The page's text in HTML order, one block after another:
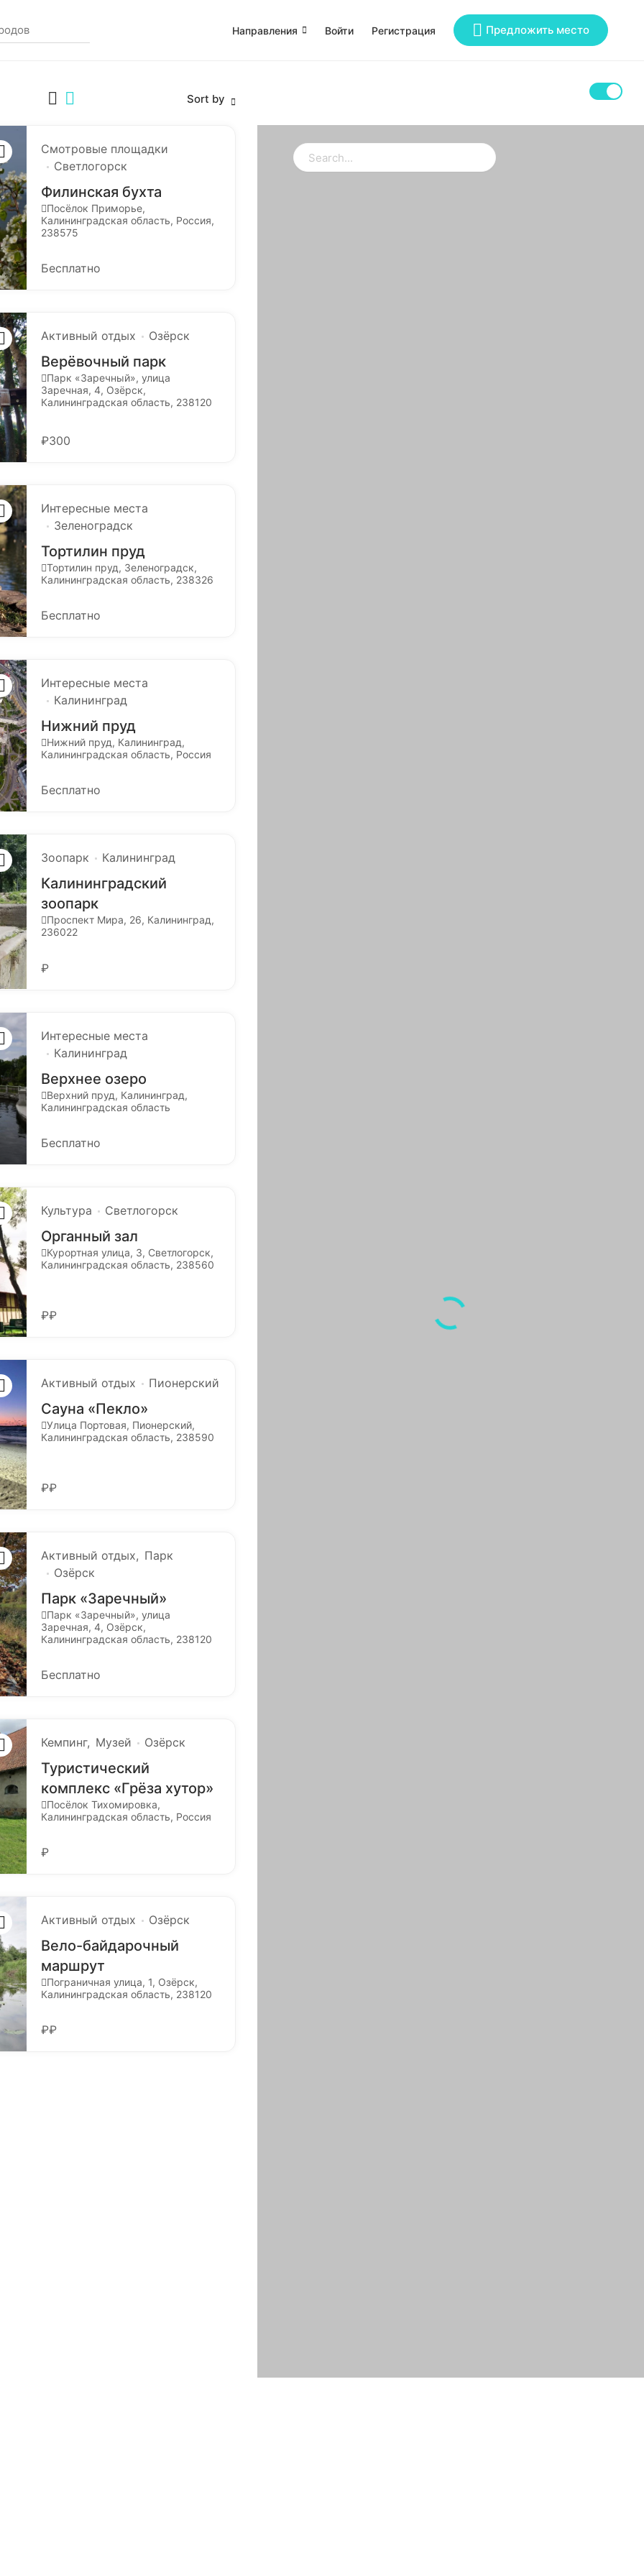
Направления Войти Регистрация Предложить место
Sort by
Смотровые площадки
Светлогорск
Филинская бухта
Посёлок Приморье,
Калининградская область, Россия,
238575
Бесплатно
Активный отдых Озёрск
Верёвочный парк
Парк «Заречный», улица
Заречная, 4, Озёрск,
Калининградская область, 238120
₽300
Интересные места
Зеленоградск
Тортилин пруд
Тортилин пруд, Зеленоградск,
Калининградская область, 238326
Бесплатно
Интересные места
Калининград
Нижний пруд
Нижний пруд, Калининград,
Калининградская область, Россия
Бесплатно
Зоопарк Калининград
Калининградский
зоопарк
Проспект Мира, 26, Калининград,
236022
₽
Интересные места
Калининград
Верхнее озеро
Верхний пруд, Калининград,
Калининградская область
Бесплатно
Культура Светлогорск
Органный зал
Курортная улица, 3, Светлогорск,
Калининградская область, 238560
₽₽
Активный отдых Пионерский
Сауна «Пекло»
Улица Портовая, Пионерский,
Калининградская область, 238590
₽₽
Активный отдых
Парк
Озёрск
Парк «Заречный»
Парк «Заречный», улица
Заречная, 4, Озёрск,
Калининградская область, 238120
Бесплатно
Кемпинг Музей Озёрск
Туристический
комплекс «Грёза хутор»
Посёлок Тихомировка,
Калининградская область, Россия
₽
Активный отдых Озёрск
Вело-байдарочный
маршрут
Пограничная улица, 1, Озёрск,
Калининградская область, 238120
₽₽